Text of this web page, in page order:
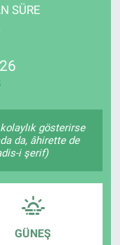
SÜRE
gösterirse
da, âhirette de
i şerif)
GÜNEŞ